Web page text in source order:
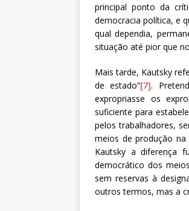
principal ponto da
democracia política, e
qual dependia,
situação até pior que
Mais tarde, Kautsky
de estado”[7].
expropriasse os
suficiente para
pelos trabalhadores,
meios de produção na
Kautsky a diferença
democrático dos
sem reservas à
outros termos, mas a